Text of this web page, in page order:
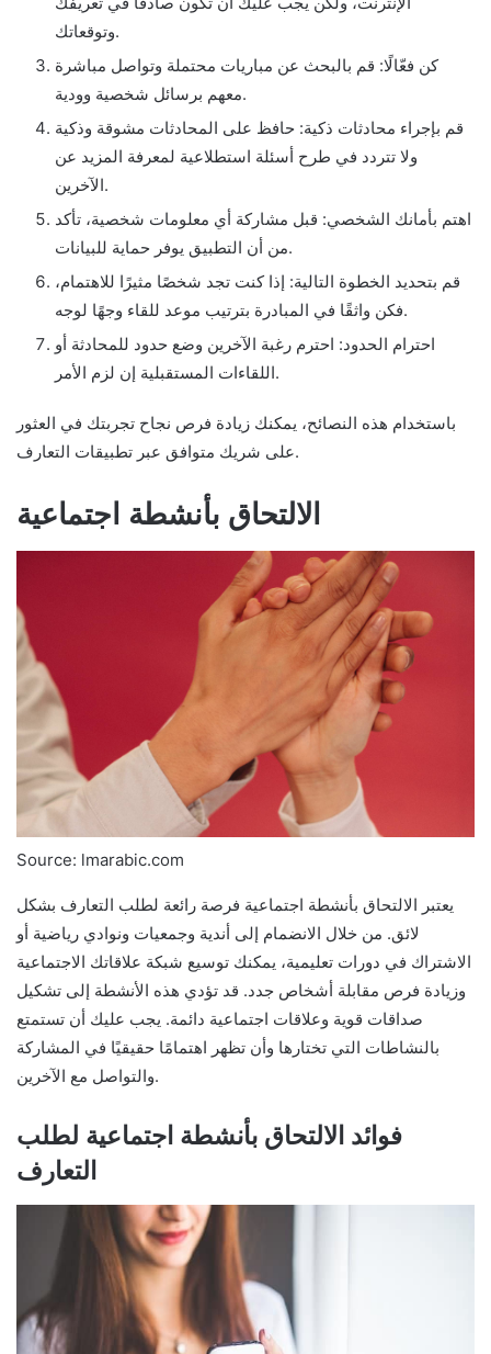
وتوقعاتك.
كن فعّالًا: قم بالبحث عن مباريات محتملة وتواصل مباشرة
معهم برسائل شخصية وودية.
قم بإجراء محادثات ذكية: حافظ على المحادثات مشوقة وذكية
ولا تتردد في طرح أسئلة استطلاعية لمعرفة المزيد عن
الآخرين.
اهتم بأمانك الشخصي: قبل مشاركة أي معلومات شخصية، تأكد
من أن التطبيق يوفر حماية للبيانات.
قم بتحديد الخطوة التالية: إذا كنت تجد شخصًا مثيرًا للاهتمام،
فكن واثقًا في المبادرة بترتيب موعد للقاء وجهًا لوجه.
احترام الحدود: احترم رغبة الآخرين وضع حدود للمحادثة أو
اللقاءات المستقبلية إن لزم الأمر.
باستخدام هذه النصائح، يمكنك زيادة فرص نجاح تجربتك في العثور
على شريك متوافق عبر تطبيقات التعارف.
الالتحاق بأنشطة اجتماعية
Source: lmarabic.com
يعتبر الالتحاق بأنشطة اجتماعية فرصة رائعة لطلب التعارف بشكل
لائق. من خلال الانضمام إلى أندية وجمعيات ونوادي رياضية أو
الاشتراك في دورات تعليمية، يمكنك توسيع شبكة علاقاتك الاجتماعية
وزيادة فرص مقابلة أشخاص جدد. قد تؤدي هذه الأنشطة إلى تشكيل
صداقات قوية وعلاقات اجتماعية دائمة. يجب عليك أن تستمتع
بالنشاطات التي تختارها وأن تظهر اهتمامًا حقيقيًا في المشاركة
والتواصل مع الآخرين.
فوائد الالتحاق بأنشطة اجتماعية لطلب
التعارف